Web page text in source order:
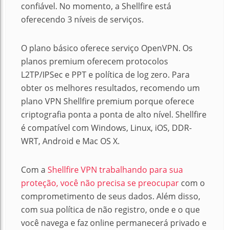
confiável. No momento, a Shellfire está
oferecendo 3 níveis de serviços.
O plano básico oferece serviço OpenVPN. Os
planos premium oferecem protocolos
L2TP/IPSec e PPT e política de log zero. Para
obter os melhores resultados, recomendo um
plano VPN Shellfire premium porque oferece
criptografia ponta a ponta de alto nível. Shellfire
é compatível com Windows, Linux, iOS, DDR-
WRT, Android e Mac OS X.
Com a Shellfire VPN trabalhando para sua
proteção, você não precisa se preocupar com o
comprometimento de seus dados. Além disso,
com sua política de não registro, onde e o que
você navega e faz online permanecerá privado e